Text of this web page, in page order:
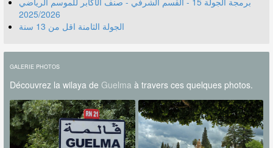
2025/2026
الجولة الثامنة اقل من 13 سنة
GALERIE PHOTOS
Découvrez la wilaya de Guelma à travers ces quelques photos.